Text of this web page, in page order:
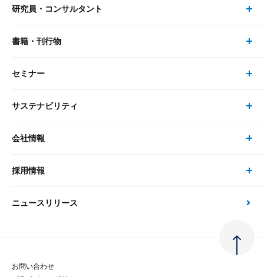
リサーチ
大和総研の強み
先端テクノロジーに基づく新たな価値の創出
レポート・コラム トップ
最新のレポート・コラム
政策分析
金融経済教育等
研究員・コンサルタント
研究員・コンサルタント トップ
研究員
書籍・刊行物
書籍・刊行物 トップ
書籍
セミナー
セミナー トップ
現在受付中のセミナー・イベント
サステナビリティ
サステナビリティの取り組み
次世代社会への貢献
会社情報
会社情報 トップ
会社概要・役員一覧
採用情報
採用情報 トップ
ニュースリリース
お問い合わせ